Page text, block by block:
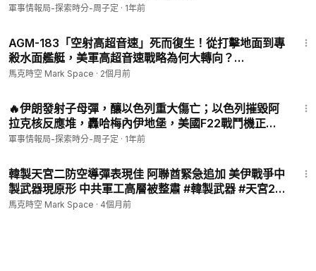
軍事情報局-探索時分-周子定 · 1年前
AGM-183「空射高超音速」死而復生！從打擊地面到專
殺水面艦艇，美軍高超音速戰略為何大轉向？
#AGM183 #高超音速武器 #B1B槍騎兵 #戰略轟炸機 #
馬克時空 Mark Space · 2個月前
🔥伊朗發射子母彈，釀以色列重大傷亡；以色列摧毀阿
拉克核反應堆，轟哈梅內伊地堡，美國F22戰鬥機正式
出擊｜ #軍事情報局 #周子定
軍事情報局-探索時分-周子定 · 1年前
韓製天宮二防空導彈表現佳 阿聯酋緊急追加 美伊戰爭中
製武器現原形 中共軍工高層被整肅 #韓製武器 #天宮2
導彈 #MSAM #中共清洗 #中共內鬥 #美伊戰爭 | 03/28
馬克時空 Mark Space · 4個月前